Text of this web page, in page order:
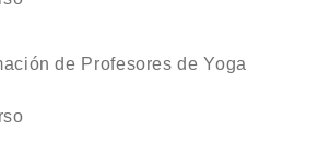
de Profesores de Yoga